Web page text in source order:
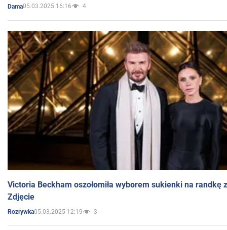
Dama05.03.2025 16:16 4
Victoria Beckham oszołomiła wyborem sukienki na randkę
Zdjęcie
Rozrywka05.03.2025 12:19 3